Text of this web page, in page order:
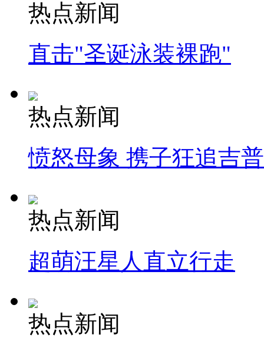
热点新闻
直击"圣诞泳装裸跑"
热点新闻
愤怒母象 携子狂追吉
热点新闻
超萌汪星人直立行走
热点新闻